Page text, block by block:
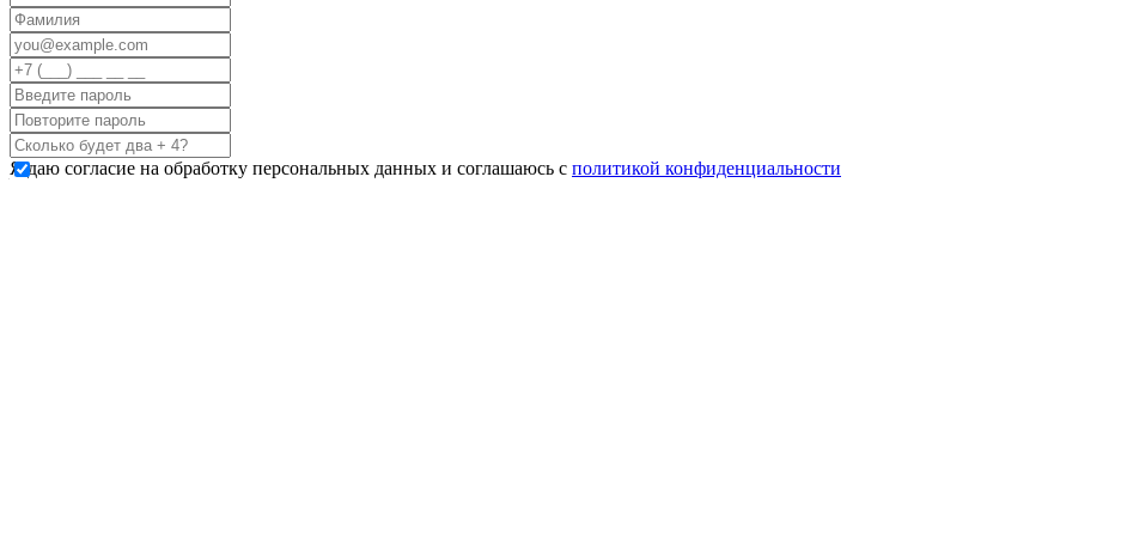
Я даю согласие на обработку персональных данных и соглашаюсь с политикой конфиденциальности